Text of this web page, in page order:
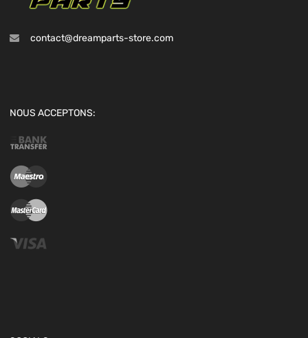
contact@dreamparts-store.com
NOUS ACCEPTONS: